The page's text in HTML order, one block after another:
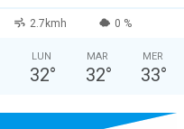
2.7kmh 0 %
LUN
32°
MAR
32°
MER
33°